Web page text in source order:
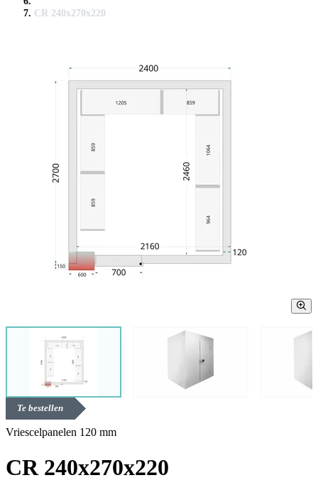
CR 240x270x220
Te bestellen
Vriescelpanelen 120 mm
CR 240x270x220